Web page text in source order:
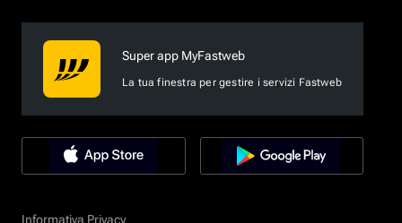
Super app MyFastweb
La tua finestra per gestire i servizi Fastweb
Informativa Privacy